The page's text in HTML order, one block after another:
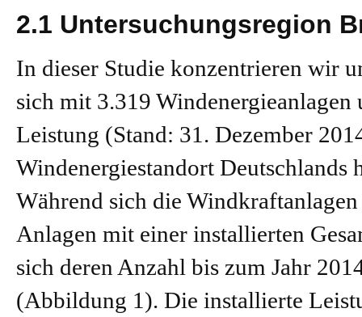
2.1 Untersuchungsregion
In dieser Studie konzentrieren wir
sich mit 3.319
Leistung (Stand: 31. Dezember
Windenergiestandort
Während sich die
Anlagen mit einer installierten
sich deren Anzahl bis zum Jahr
(Abbildung 1). Die installierte